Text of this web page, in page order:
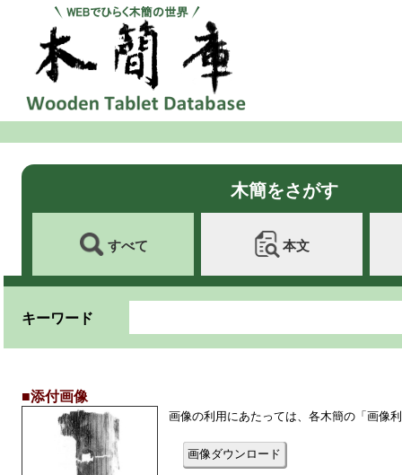
木簡をさがす
すべて 本文
キーワード
■添付画像
画像の利用にあたっては、各木簡の「画像
画像ダウンロード